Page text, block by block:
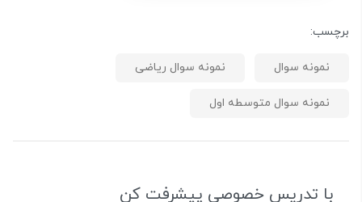
برچسب:
نمونه سوال نمونه سوال ریاضی
نمونه سوال متوسطه اول
با تدریس خصوصی پیشرفت کن